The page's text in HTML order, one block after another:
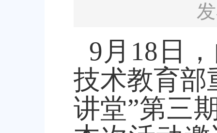
9 月 18 日
技术教育部
讲堂”第三